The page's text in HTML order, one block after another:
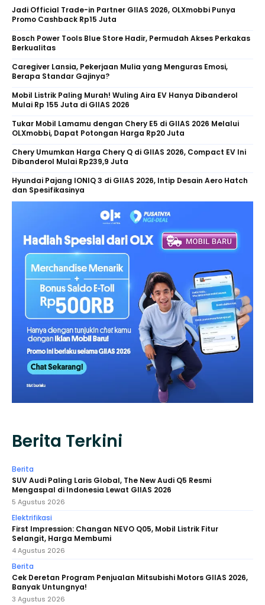
Jadi Official Trade-in Partner GIIAS 2026, OLXmobbi Punya
Promo Cashback Rp15 Juta
Bosch Power Tools Blue Store Hadir, Permudah Akses Perkakas
Berkualitas
Caregiver Lansia, Pekerjaan Mulia yang Menguras Emosi,
Berapa Standar Gajinya?
Mobil Listrik Paling Murah! Wuling Aira EV Hanya Dibanderol
Mulai Rp 155 Juta di GIIAS 2026
Tukar Mobil Lamamu dengan Chery E5 di GIIAS 2026 Melalui
OLXmobbi, Dapat Potongan Harga Rp20 Juta
Chery Umumkan Harga Chery Q di GIIAS 2026, Compact EV Ini
Dibanderol Mulai Rp239,9 Juta
Hyundai Pajang IONIQ 3 di GIIAS 2026, Intip Desain Aero Hatch
dan Spesifikasinya
Berita Terkini
Berita
SUV Audi Paling Laris Global, The New Audi Q5 Resmi
Mengaspal di Indonesia Lewat GIIAS 2026
5 Agustus 2026
Elektrifikasi
First Impression: Changan NEVO Q05, Mobil Listrik Fitur
Selangit, Harga Membumi
4 Agustus 2026
Berita
Cek Deretan Program Penjualan Mitsubishi Motors GIIAS 2026,
Banyak Untungnya!
3 Agustus 2026